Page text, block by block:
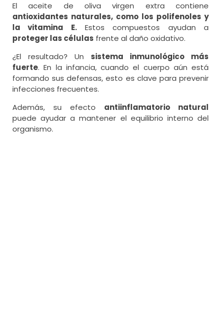
El aceite de oliva virgen extra contiene
antioxidantes naturales, como los polifenoles y
la vitamina E.Estos compuestos ayudan a
proteger las células frente al daño oxidativo.
¿El resultado? Un sistema inmunológico más
fuerte. En la infancia, cuando el cuerpo aún está
formando sus defensas, esto es clave para prevenir
infecciones frecuentes.
Además, su efecto antiinflamatorio natural
puede ayudar a mantener el equilibrio interno del
organismo.